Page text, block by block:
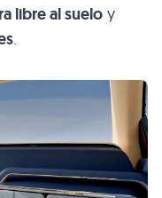
libre al suelo y
.